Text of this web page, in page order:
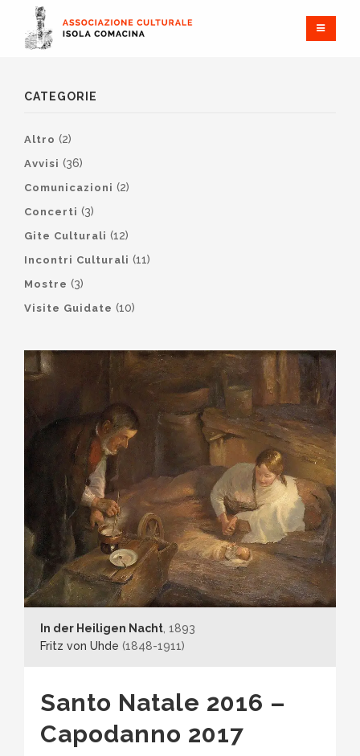
CATEGORIE
Altro (2)
Avvisi (36)
Comunicazioni (2)
Concerti (3)
Gite Culturali (12)
Incontri Culturali (11)
Mostre (3)
Visite Guidate (10)
In der Heiligen Nacht, 1893
Fritz von Uhde (1848-1911)
Santo Natale 2016 –
Capodanno 2017